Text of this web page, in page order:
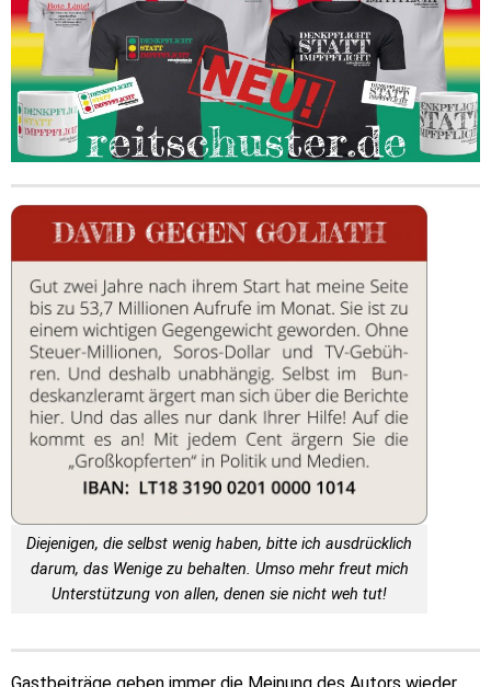
Diejenigen, die selbst wenig haben, bitte ich ausdrücklich
darum, das Wenige zu behalten. Umso mehr freut mich
Unterstützung von allen, denen sie nicht weh tut!